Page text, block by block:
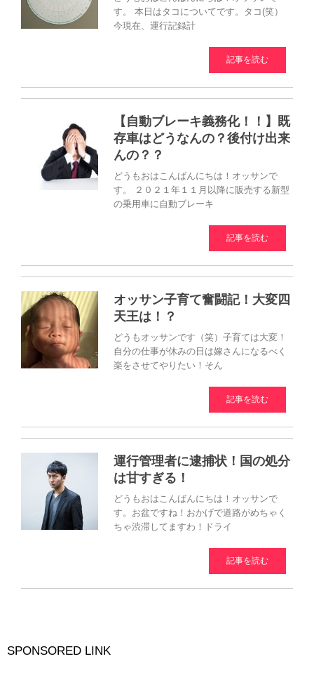
す。 本日はタコについてです。タコ(笑）
今現在、運行記録計
記事を読む
【自動ブレーキ義務化！！】既
存車はどうなんの？後付け出来
んの？？
どうもおはこんばんにちは！オッサンで
す。 ２０２１年１１月以降に販売する新型
の乗用車に自動ブレーキ
記事を読む
オッサン子育て奮闘記！大変四
天王は！？
どうもオッサンです（笑）子育ては大変！
自分の仕事が休みの日は嫁さんになるべく
楽をさせてやりたい！そん
記事を読む
運行管理者に逮捕状！国の処分
は甘すぎる！
どうもおはこんばんにちは！オッサンで
す。お盆ですね！おかげで道路がめちゃく
ちゃ渋滞してますわ！ドライ
記事を読む
SPONSORED LINK